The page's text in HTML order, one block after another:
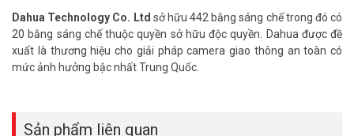
Dahua Technology Co. Ltd sở hữu 442 bằng sáng chế trong đó có
20 bằng sáng chế thuộc quyền sở hữu độc quyền. Dahua được đề
xuất là thương hiệu cho giải pháp camera giao thông an toàn có
mức ảnh hưởng bậc nhất Trung Quốc.
Sản phẩm liên quan